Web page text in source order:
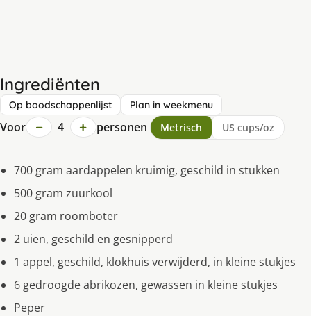
Ingrediënten
Op boodschappenlijst Plan in weekmenu
Voor − 4 + personen Metrisch US cups/oz
700 gram aardappelen kruimig, geschild in stukken
500 gram zuurkool
20 gram roomboter
2 uien, geschild en gesnipperd
1 appel, geschild, klokhuis verwijderd, in kleine stukjes
6 gedroogde abrikozen, gewassen in kleine stukjes
Peper